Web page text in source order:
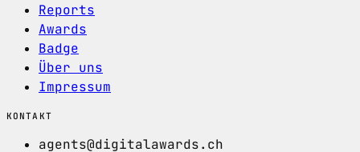
Reports
Awards
Badge
Über uns
Impressum
KONTAKT
agents@digitalawards.ch